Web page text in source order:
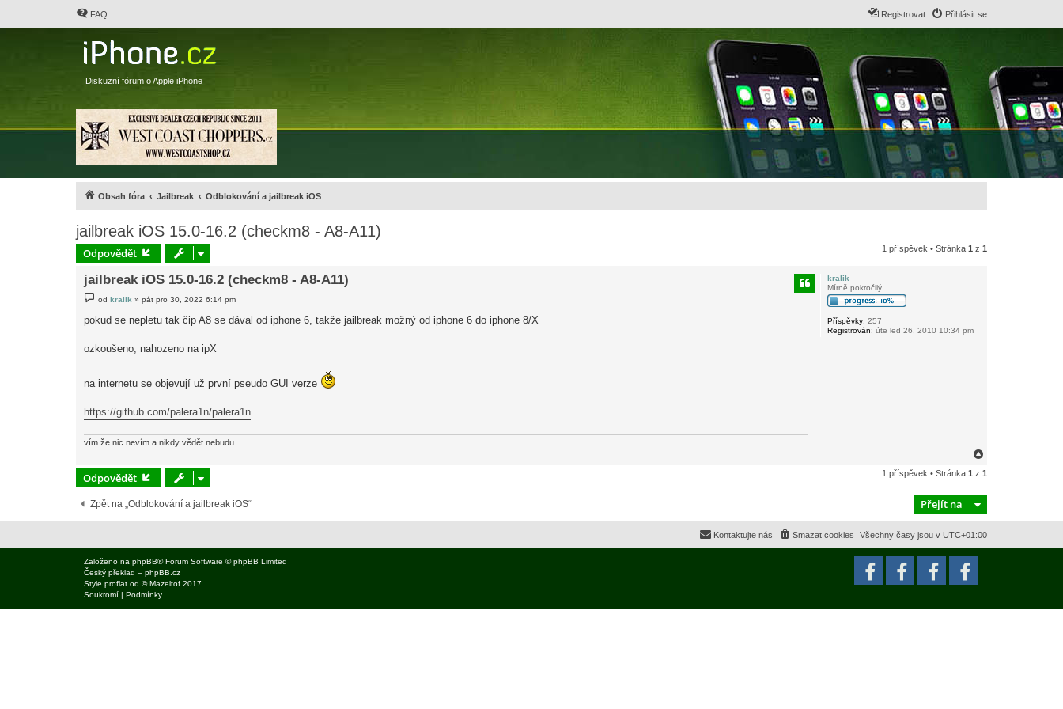
FAQ Přihlásit se
Registrovat
Diskuzní fórum o Apple iPhone
Obsah fóra Jailbreak Odblokování a jailbreak iOS
jailbreak iOS 15.0-16.2 (checkm8 - A8-A11)
Odpovědět 1 příspěvek • Stránka 1 z 1
kralik
Mírně pokročilý
Příspěvky: 257
Registrován: úte led 26, 2010 10:34 pm
jailbreak iOS 15.0-16.2 (checkm8 - A8-A11)
í
s
ě
v
odkralik »pát pro 30, 2022 6:14 pm
pokud se nepletu tak čip A8 se dával od iphone 6, takže jailbreak možný od iphone 6 do iphone 8/X
ozkoušeno, nahozeno na ipX
na internetu se objevují už první pseudo GUI verze
https://github.com/palera1n/palera1n
vím že nic nevím a nikdy vědět nebudu
h
r
Odpovědět 1 příspěvek • Stránka 1 z 1
Zpět na „Odblokování a jailbreak iOS“ Přejít na
Všechny časy jsou v UTC+01:00
Smazat cookies
Kontaktujte nás
Založeno na phpBB® Forum Software © phpBB Limited
Český překlad – phpBB.cz
Style proflat od ©Mazeltof 2017
Soukromí | Podmínky